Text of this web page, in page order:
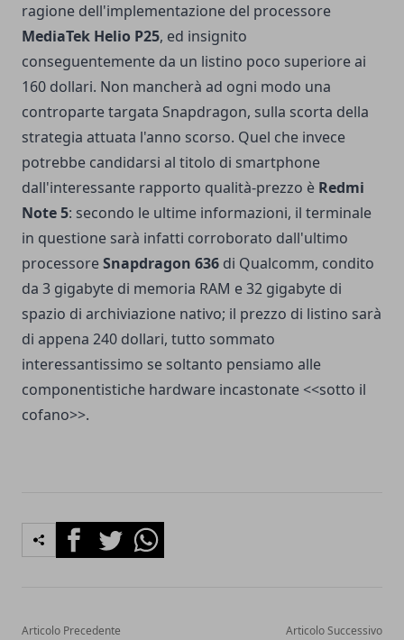
ragione dell'implementazione del processore
MediaTek Helio P25, ed insignito
conseguentemente da un listino poco superiore ai
160 dollari. Non mancherà ad ogni modo una
controparte targata Snapdragon, sulla scorta della
strategia attuata l'anno scorso. Quel che invece
potrebbe candidarsi al titolo di smartphone
dall'interessante rapporto qualità-prezzo è Redmi
Note 5: secondo le ultime informazioni, il terminale
in questione sarà infatti corroborato dall'ultimo
processoreSnapdragon 636 di Qualcomm, condito
da 3 gigabyte di memoria RAM e 32 gigabyte di
spazio di archiviazione nativo; il prezzo di listino sarà
di appena 240 dollari, tutto sommato
interessantissimo se soltanto pensiamo alle
componentistiche hardware incastonate <<sotto il
cofano>>.
FacebookTwitterWhatsapp
Articolo Precedente Articolo Successivo